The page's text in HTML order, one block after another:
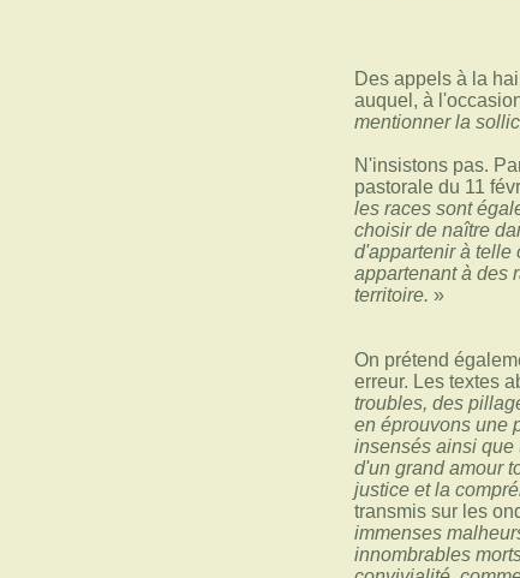
Des appels à la
auquel, à
mentionner la
N'insistons pas.
pastorale du 11
les races sont
choisir de naître
d'appartenir à telle
appartenant à des
territoire. »
On prétend
erreur. Les textes
troubles, des
en éprouvons une
insensés ainsi que
d'un grand amour
justice et la
transmis sur les
immenses
innombrables